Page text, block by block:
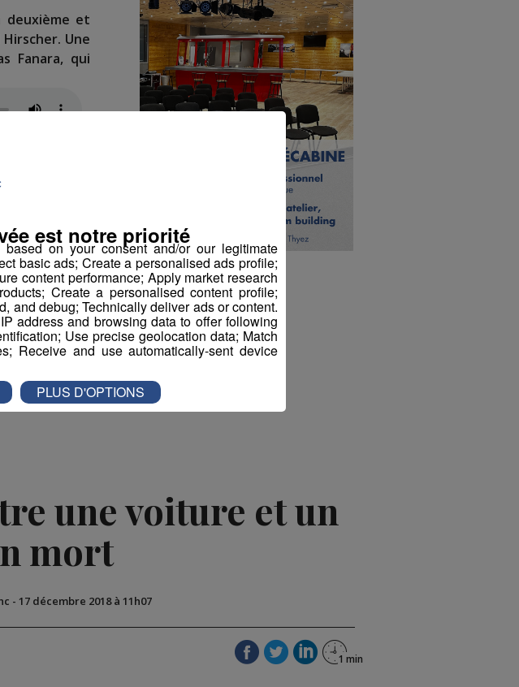
deuxième et
Hirscher. Une
Fanara, qui
lui aussi
end.Johan
la descente de
Théaux, est
une voiture et un
mort
- 17 décembre 2018 à 11h07
on your consent and/or our legitimate
basic ads; Create a personalised ads profile;
content performance; Apply market research
Create a personalised content profile;
and debug; Technically deliver ads or content.
address and browsing data to offer following
Use precise geolocation data; Match
Receive and use automatically-sent device
est notre priorité
PLUS D'OPTIONS